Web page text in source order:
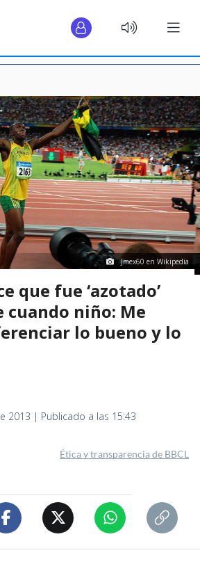
Jmex60 en Wikipedia
que fue ‘azotado’
cuando niño: Me
lo bueno y lo
2013 | Publicado a las 15:43
Ética y transparencia de BBCL